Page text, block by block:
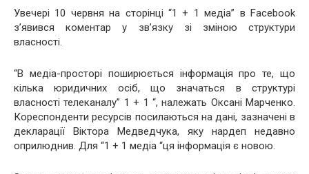
Увечері 10 червня на сторінці “1 + 1 медіа” в Facebook
з’явився коментар у зв’язку зі зміною структури
власності.
“В медіа-просторі поширюється інформація про те, що
кілька юридичних осіб, що значаться в структурі
власності телеканалу” 1 + 1 “, належать Оксані Марченко.
Кореспонденти ресурсів посилаються на дані, зазначені в
декларації Віктора Медведчука, яку нардеп недавно
оприлюднив. Для “1 + 1 медіа “ця інформація є новою.